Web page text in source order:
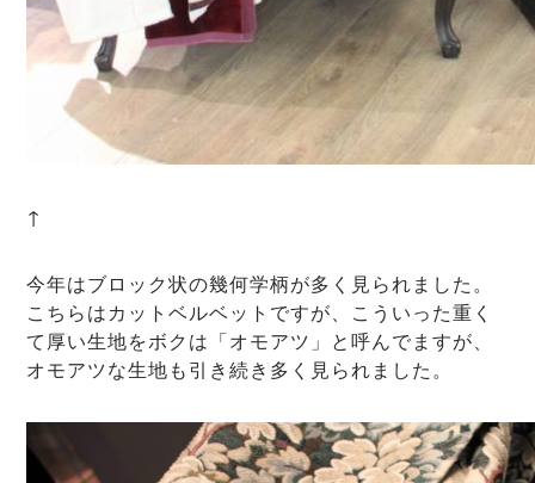
↑
今年はブロック状の幾何学柄が多く見られました。
こちらはカットベルベットですが、こういった重く
て厚い生地をボクは「オモアツ」と呼んでますが、
オモアツな生地も引き続き多く見られました。